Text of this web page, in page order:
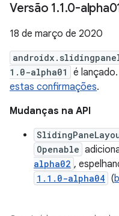
Versão 1.1.0-
18 de março de 2020
1.0-alpha01
é lançado.
estas confirmações.
Mudanças na API
Openable
alpha02 ,
1.1.0-alpha04 (